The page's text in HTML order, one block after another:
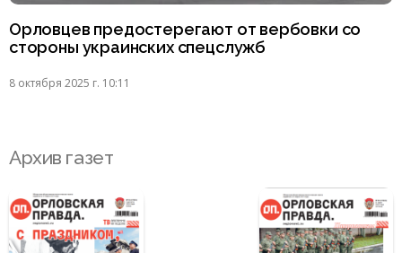
Орловцев предостерегают от вербовки со
стороны украинских спецслужб
8 октября 2025 г. 10:11
Архив газет